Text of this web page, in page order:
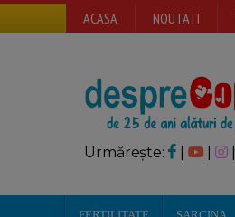
ACASA NOUTATI
Urmărește: |